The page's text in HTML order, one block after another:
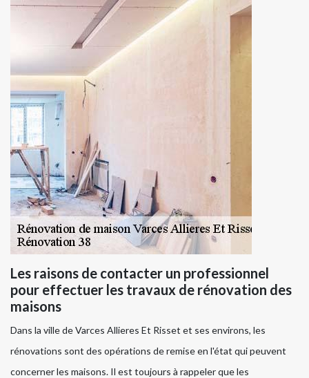
Les raisons de contacter un professionnel
pour effectuer les travaux de rénovation des
maisons
Dans la ville de Varces Allieres Et Risset et ses environs, les
rénovations sont des opérations de remise en l'état qui peuvent
concerner les maisons. Il est toujours à rappeler que les